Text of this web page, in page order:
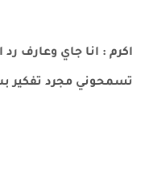
اكرم : انا جاي وعارف
تسمحوني مجرد تفكير